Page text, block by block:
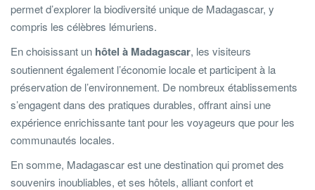
permet d’explorer la biodiversité unique de Madagascar, y
compris les célèbres lémuriens.
En choisissant un hôtel à Madagascar, les visiteurs
soutiennent également l’économie locale et participent à la
préservation de l’environnement. De nombreux établissements
s’engagent dans des pratiques durables, offrant ainsi une
expérience enrichissante tant pour les voyageurs que pour les
communautés locales.
En somme, Madagascar est une destination qui promet des
souvenirs inoubliables, et ses hôtels, alliant confort et